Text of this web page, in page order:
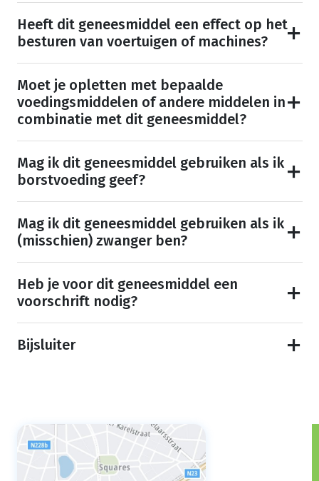
Heeft dit geneesmiddel een effect op het
besturen van voertuigen of machines?
Moet je opletten met bepaalde
voedingsmiddelen of andere middelen in
combinatie met dit geneesmiddel?
Mag ik dit geneesmiddel gebruiken als ik
borstvoeding geef?
Mag ik dit geneesmiddel gebruiken als ik
(misschien) zwanger ben?
Heb je voor dit geneesmiddel een
voorschrift nodig?
Bijsluiter